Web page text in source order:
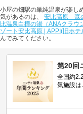
小屋の畑駅の単純温泉が楽し
気があるのは、 安比高原 森
比温泉白樺の湯（ANAクラウ
ゾート安比高原 | APPI(旧ホ
んでみてください。
第20回
全国約
気施設は